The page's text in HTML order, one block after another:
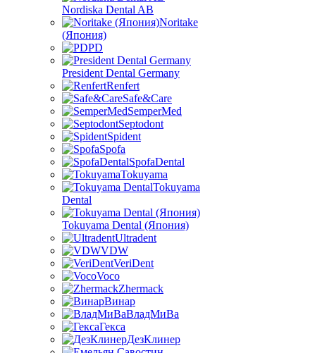
Nordiska Dental AB
Noritake
(Япония)
PD
President Dental Germany
Renfert
Safe&Care
SemperMed
Septodont
Spident
Spofa
SpofaDental
Tokuyama
Tokuyama
Dental
Tokuyama Dental (Япония)
Ultradent
VDW
VeriDent
Voco
Zhermack
Винар
ВладМиВа
Гекса
ДезКлинер